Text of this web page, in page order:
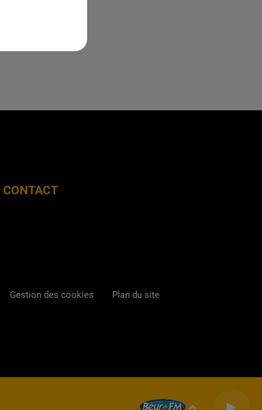
CONTACT
Gestion des cookies Plan du site